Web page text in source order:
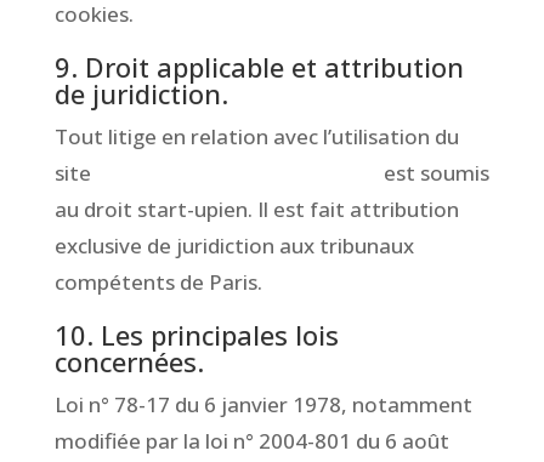
cookies.
9. Droit applicable et attribution
de juridiction.
Tout litige en relation avec l’utilisation du
site
est soumis
au droit start-upien. Il est fait attribution
exclusive de juridiction aux tribunaux
compétents de Paris.
10. Les principales lois
concernées.
Loi n° 78-17 du 6 janvier 1978, notamment
modifiée par la loi n° 2004-801 du 6 août